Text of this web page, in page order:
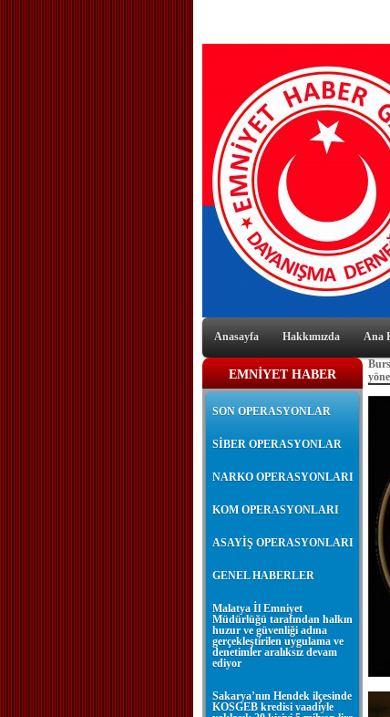
Anasayfa Hakkımızda Ana
EMNİYET HABER
SON OPERASYONLAR
SİBER OPERASYONLAR
NARKO OPERASYONLARI
KOM OPERASYONLARI
ASAYİŞ OPERASYONLARI
GENEL HABERLER
Malatya İl Emniyet
Müdürlüğü tarafından halkın
huzur ve güvenliği adına
gerçekleştirilen uygulama ve
denetimler aralıksız devam
ediyor
Sakarya’nın Hendek ilçesinde
KOSGEB kredisi vaadiyle